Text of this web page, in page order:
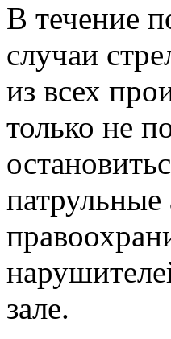
В течение
случаи
из всех
только не
зале.